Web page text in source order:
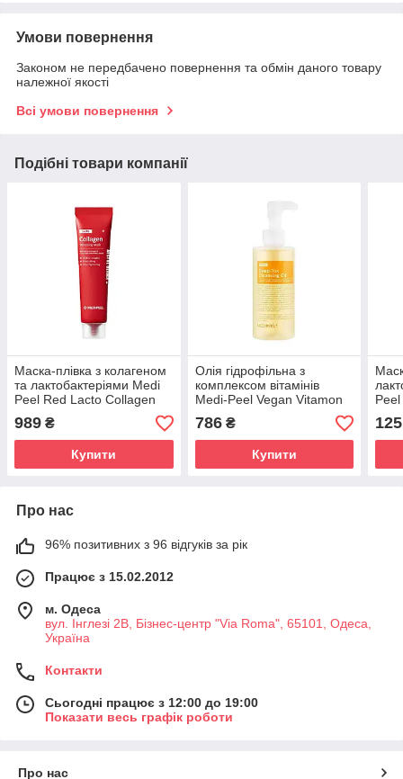
Умови повернення
Законом не передбачено повернення та обмін даного товару
належної якості
Всі умови повернення
Подібні товари компанії
Маска-плівка з колагеном
та лактобактеріями Medi
Peel Red Lacto Collagen
989 ₴
Купити
Олія гідрофільна з
комплексом вітамінів
Medi-Peel Vegan Vitamon
200 ml
786₴
Купити
125
Про нас
96% позитивних з 96 відгуків за рік
Працює з 15.02.2012
м. Одеса
вул. Інглезі 2В, Бізнес-центр "Via Roma", 65101, Одеса,
Україна
Контакти
Сьогодні працює з 12:00 до 19:00
Показати весь графік роботи
Про нас